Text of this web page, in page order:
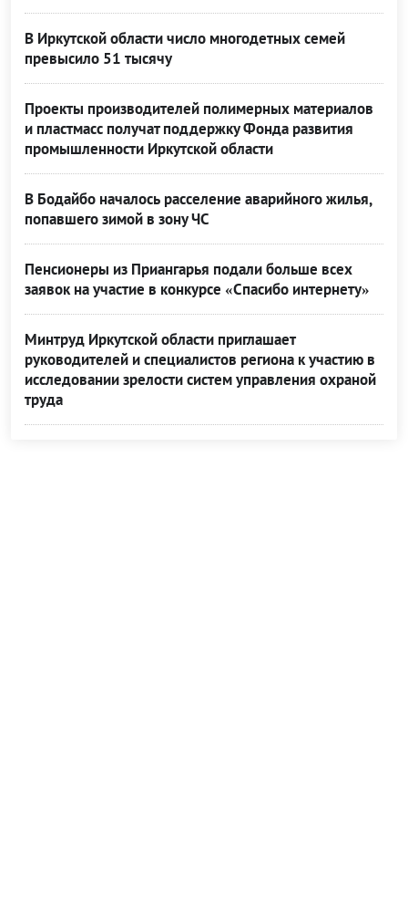
В Иркутской области число многодетных семей
превысило 51 тысячу
Проекты производителей полимерных материалов
и пластмасс получат поддержку Фонда развития
промышленности Иркутской области
В Бодайбо началось расселение аварийного жилья,
попавшего зимой в зону ЧС
Пенсионеры из Приангарья подали больше всех
заявок на участие в конкурсе «Спасибо интернету»
Минтруд Иркутской области приглашает
руководителей и специалистов региона к участию в
исследовании зрелости систем управления охраной
труда